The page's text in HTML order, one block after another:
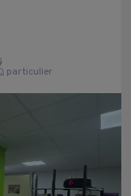
particulier